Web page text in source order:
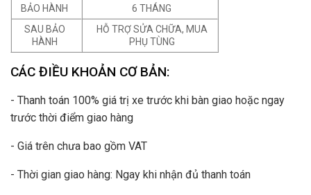
BẢO HÀNH
6 THÁNG
SAU BẢO
HÀNH
HỖ TRỢ SỬA CHỮA, MUA
PHỤ TÙNG
CÁC ĐIỀU KHOẢN CƠ BẢN:
- Thanh toán 100% giá trị xe trước khi bàn giao hoặc ngay
trước thời điểm giao hàng
- Giá trên chưa bao gồm VAT
- Thời gian giao hàng: Ngay khi nhận đủ thanh toán